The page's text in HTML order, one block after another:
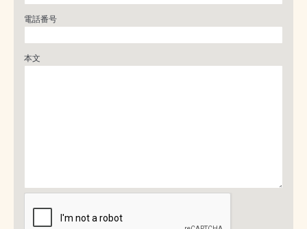
電話番号
本文